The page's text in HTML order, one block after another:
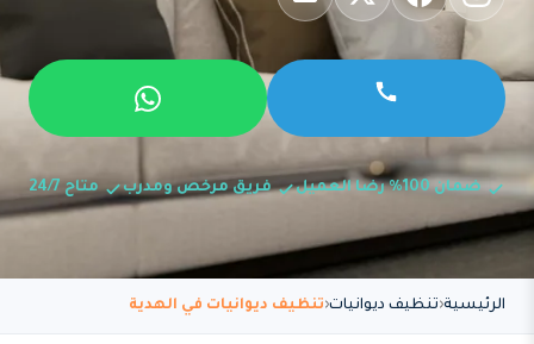
ضمان 100% رضا العميل فريق مرخص ومدرب متاح 24/7
الرئيسية تنظيف ديوانيات تنظيف ديوانيات في الهدية